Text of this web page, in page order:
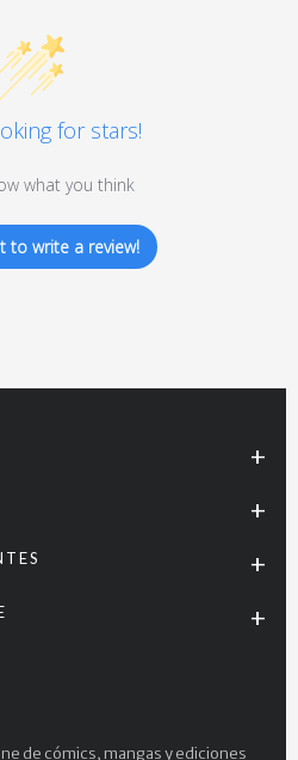
for stars!
what you think
to write a review!
de cómics, mangas y ediciones